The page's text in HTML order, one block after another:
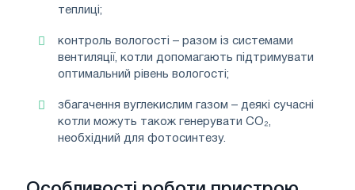
теплиці;
контроль вологості – разом із системами
вентиляції, котли допомагають підтримувати
оптимальний рівень вологості;
збагачення вуглекислим газом – деякі сучасні
котли можуть також генерувати CO₂,
необхідний для фотосинтезу.